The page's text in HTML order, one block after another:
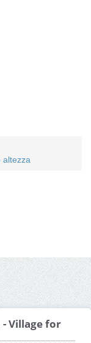
altezza
- Village for